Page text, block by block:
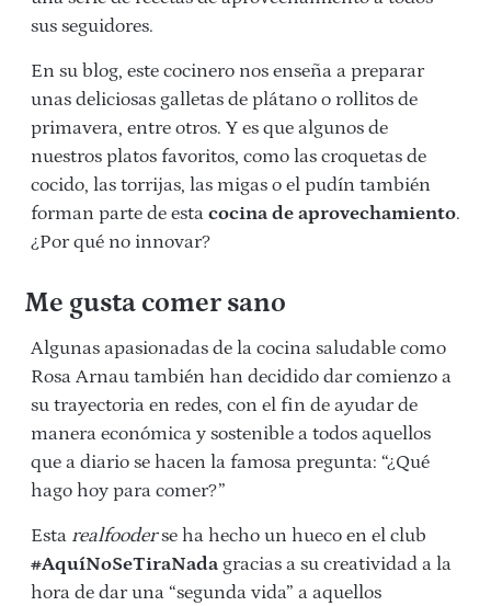
sus seguidores.
En su blog, este cocinero nos enseña a preparar
unas deliciosas galletas de plátano o rollitos de
primavera, entre otros. Y es que algunos de
nuestros platos favoritos, como las croquetas de
cocido, las torrijas, las migas o el pudín también
forman parte de esta cocina de aprovechamiento.
¿Por qué no innovar?
Me gusta comer sano
Algunas apasionadas de la cocina saludable como
Rosa Arnau también han decidido dar comienzo a
su trayectoria en redes, con el fin de ayudar de
manera económica y sostenible a todos aquellos
que a diario se hacen la famosa pregunta: “¿Qué
hago hoy para comer?”
Esta realfooderse ha hecho un hueco en el club
#AquíNoSeTiraNada gracias a su creatividad a la
hora de dar una “segunda vida” a aquellos